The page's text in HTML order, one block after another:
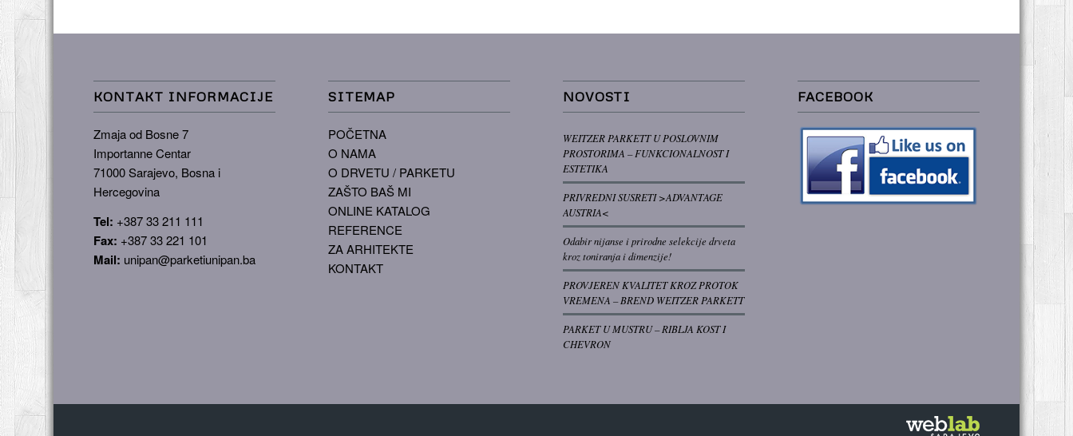
KONTAKT INFORMACIJE
Zmaja od Bosne 7
Importanne Centar
71000 Sarajevo, Bosna i
Hercegovina
Tel: +387 33 211 111
Fax: +387 33 221 101
Mail: unipan@parketiunipan.ba
SITEMAP
POČETNA
O NAMA
O DRVETU / PARKETU
ZAŠTO BAŠ MI
ONLINE KATALOG
REFERENCE
ZA ARHITEKTE
KONTAKT
NOVOSTI
WEITZER PARKETT U POSLOVNIM
PROSTORIMA – FUNKCIONALNOST I
ESTETIKA
PRIVREDNI SUSRETI >ADVANTAGE
AUSTRIA<
Odabir nijanse i prirodne selekcije drveta
kroz toniranja i dimenzije!
PROVJEREN KVALITET KROZ PROTOK
VREMENA – BREND WEITZER PARKETT
PARKET U MUSTRU – RIBLJA KOST I
CHEVRON
FACEBOOK